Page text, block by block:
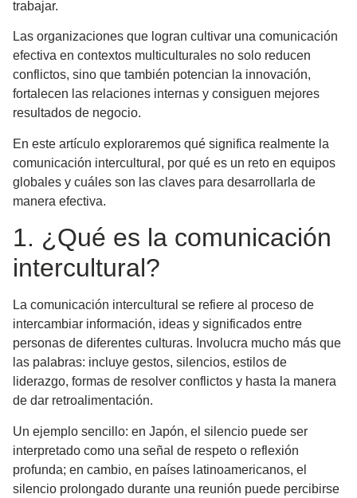
trabajar.
Las organizaciones que logran cultivar una comunicación
efectiva en contextos multiculturales no solo reducen
conflictos, sino que también potencian la innovación,
fortalecen las relaciones internas y consiguen mejores
resultados de negocio.
En este artículo exploraremos qué significa realmente la
comunicación intercultural, por qué es un reto en equipos
globales y cuáles son las claves para desarrollarla de
manera efectiva.
1. ¿Qué es la comunicación
intercultural?
La comunicación intercultural se refiere al proceso de
intercambiar información, ideas y significados entre
personas de diferentes culturas. Involucra mucho más que
las palabras: incluye gestos, silencios, estilos de
liderazgo, formas de resolver conflictos y hasta la manera
de dar retroalimentación.
Un ejemplo sencillo: en Japón, el silencio puede ser
interpretado como una señal de respeto o reflexión
profunda; en cambio, en países latinoamericanos, el
silencio prolongado durante una reunión puede percibirse